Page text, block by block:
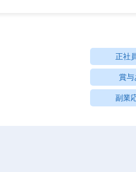
正社
賞与
副業